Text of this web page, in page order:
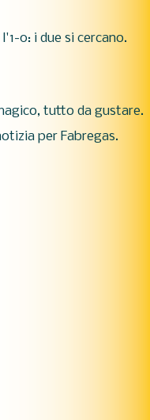
0: i due si cercano.
tutto da gustare.
per Fabregas.